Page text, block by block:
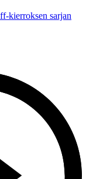
kierroksen sarjan